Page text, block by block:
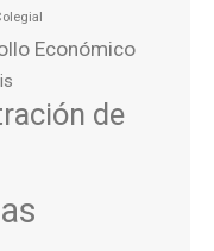
Económico
de